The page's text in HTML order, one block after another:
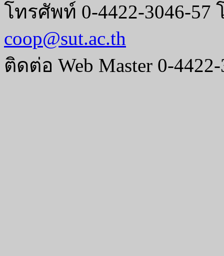
โทรศัพท์ 0-4422-3046-57
coop@sut.ac.th
ติดต่อ Web Master 0-